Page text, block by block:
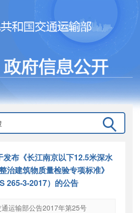
发布《长江南京以下12.5米深水
治建筑物质量检验专项标准》
265-3-2017）的公告
运输部公告2017年第25号